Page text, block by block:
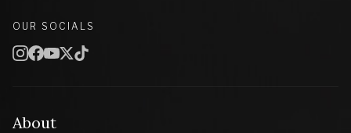
About
OUR SOCIALS